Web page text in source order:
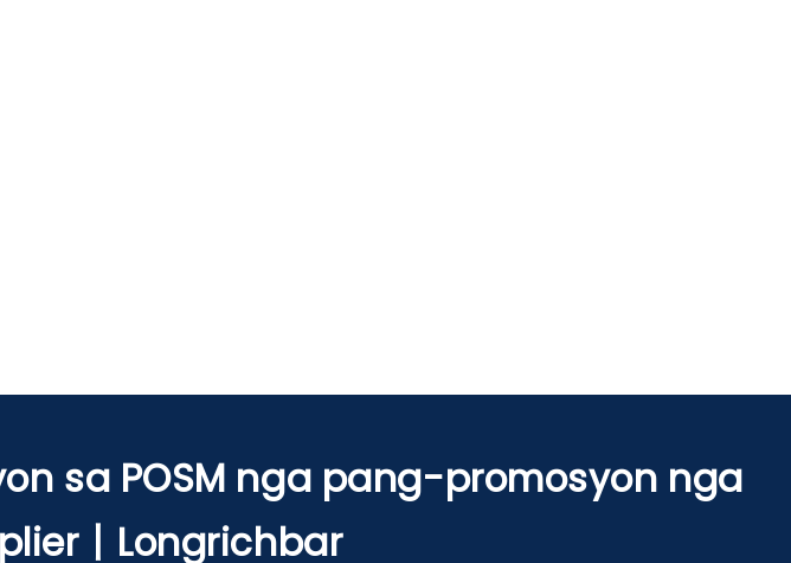
sa POSM nga pang-promosyon nga
丨Longrichbar